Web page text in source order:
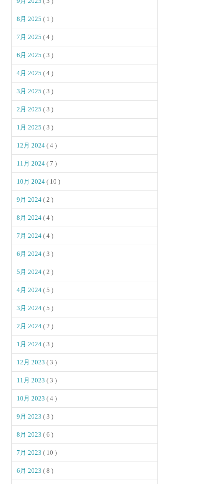
8月 2025( 1 )
7月 2025( 4 )
6月 2025( 3 )
4月 2025( 4 )
3月 2025( 3 )
2月 2025( 3 )
1月 2025( 3 )
12月 2024( 4 )
11月 2024( 7 )
10月 2024( 10 )
9月 2024( 2 )
8月 2024( 4 )
7月 2024( 4 )
6月 2024( 3 )
5月 2024( 2 )
4月 2024( 5 )
3月 2024( 5 )
2月 2024( 2 )
1月 2024( 3 )
12月 2023( 3 )
11月 2023( 3 )
10月 2023( 4 )
9月 2023( 3 )
8月 2023( 6 )
7月 2023( 10 )
6月 2023( 8 )